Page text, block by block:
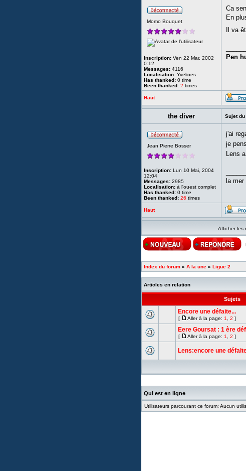
Momo Bouquet
Inscription: Ven 22 Mar, 2002
0:12
Messages: 4116
Localisation: Yvelines
Has thanked: 0 time
Been thanked: 2 times
Ca
En
Il va
Pen
Haut
the diver Sujet
Jean Pierre Bosser
Inscription: Lun 10 Mai, 2004
12:04
Messages: 2985
Localisation: à l'ouest complet
Has thanked: 0 time
Been thanked: 26 times
j'ai
je
Lens
la
Haut
Afficher les
Index du forum » A la une » Ligue 2
Articles en relation
Sujets
Encore une défaite...
[ Aller à la page: 1 2 ]
Eere Goursat : 1 ère
[ Aller à la page: 1 2 ]
Lens:encore une
Qui est en ligne
Utilisateurs parcourant ce forum: Aucun